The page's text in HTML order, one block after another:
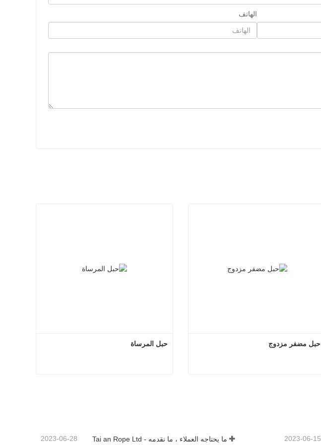
الهاتف
حبل المرساة حبل مضفر مزدوج
ما يحتاجه العملاء ، ما نقدمه - Tai an Rope Ltd 2023-06-28 2023-06-15